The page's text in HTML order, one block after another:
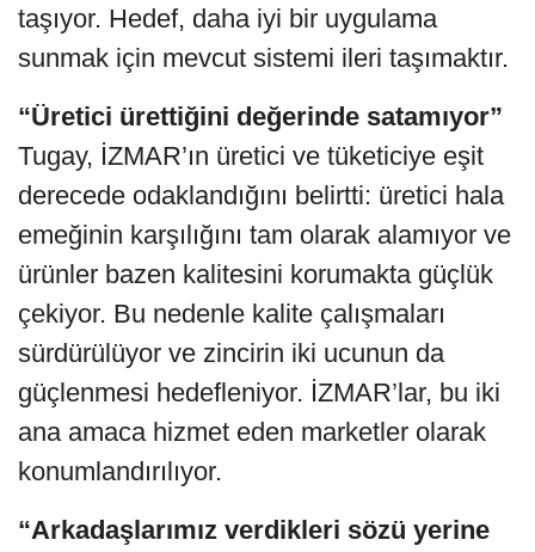
taşıyor. Hedef, daha iyi bir uygulama
sunmak için mevcut sistemi ileri taşımaktır.
“Üretici ürettiğini değerinde satamıyor”
Tugay, İZMAR’ın üretici ve tüketiciye eşit
derecede odaklandığını belirtti: üretici hala
emeğinin karşılığını tam olarak alamıyor ve
ürünler bazen kalitesini korumakta güçlük
çekiyor. Bu nedenle kalite çalışmaları
sürdürülüyor ve zincirin iki ucunun da
güçlenmesi hedefleniyor. İZMAR’lar, bu iki
ana amaca hizmet eden marketler olarak
konumlandırılıyor.
“Arkadaşlarımız verdikleri sözü yerine